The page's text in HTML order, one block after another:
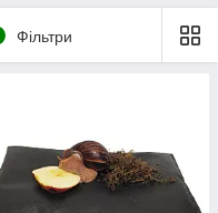
Фільтри